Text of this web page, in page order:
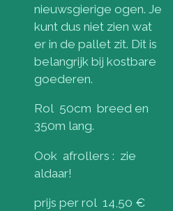
nieuwsgierige ogen. Je
kunt dus niet zien wat
er in de pallet zit. Dit is
belangrijk bij kostbare
goederen.
Rol 50cm breed en
350m lang.
Ook afrollers : zie
aldaar!
prijs per rol 14,50 €